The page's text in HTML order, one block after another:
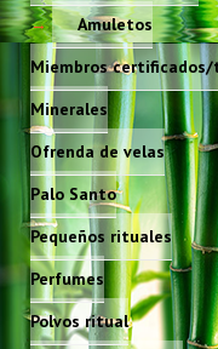
Amuletos
Miembros
Minerales
Ofrenda de velas
Palo Santo
Pequeños rituales
Perfumes
Polvos ritual